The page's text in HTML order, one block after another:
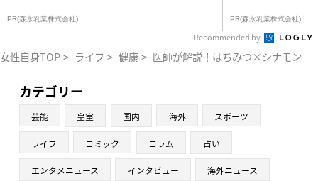
PR(森永乳業株式会社) PR(森永乳業株式会社)
Recommended by
女性自身TOP > ライフ > 健康 > 医師が解説！はちみつ×シナモンで
カテゴリー
芸能 皇室 国内 海外 スポーツ
ライフ コミック コラム 占い
エンタメニュース インタビュー 海外ニュース